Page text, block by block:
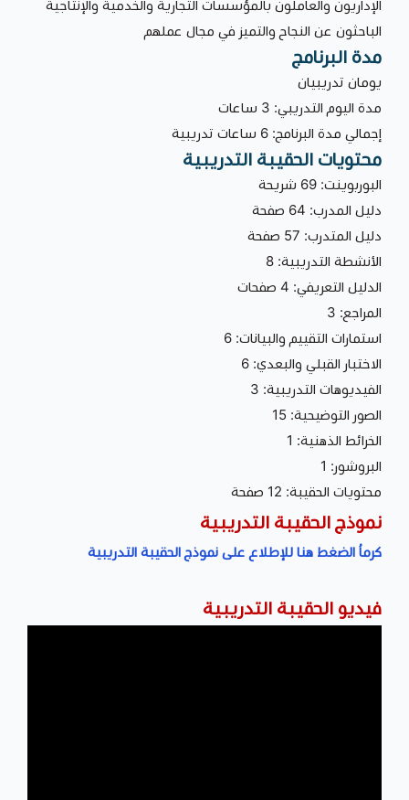
الإداريون والعاملون بالمؤسسات التجارية والخدمية والإنتاجية
الباحثون عن النجاح والتميز في مجال عملهم
مدة البرنامج
يومان تدريبيان
مدة اليوم التدريبي: 3 ساعات
إجمالي مدة البرنامج: 6 ساعات تدريبية
محتويات الحقيبة التدريبية
البوربوينت: 69 شريحة
دليل المدرب: 64 صفحة
دليل المتدرب: 57 صفحة
الأنشطة التدريبية: 8
الدليل التعريفي: 4 صفحات
المراجع: 3
استمارات التقييم والبيانات: 6
الاختبار القبلي والبعدي: 6
الفيديوهات التدريبية: 3
الصور التوضيحية: 15
الخرائط الذهنية: 1
البروشور: 1
محتويات الحقيبة: 12 صفحة
نموذج الحقيبة التدريبية
كرماُ الضغط هنا للإطلاع على نموذج الحقيبة التدريبية
فيديو الحقيبة التدريبية